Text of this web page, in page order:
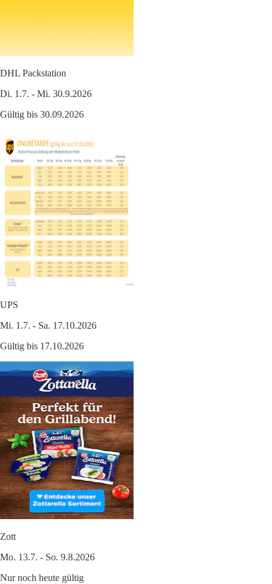
DHL Packstation
Di. 1.7. - Mi. 30.9.2026
Gültig bis 30.09.2026
UPS
Mi. 1.7. - Sa. 17.10.2026
Gültig bis 17.10.2026
Zott
Mo. 13.7. - So. 9.8.2026
Nur noch heute gültig